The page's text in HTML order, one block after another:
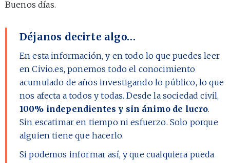
Buenos días.
Déjanos decirte algo…
En esta información, y en todo lo que puedes leer
en Civio.es, ponemos todo el conocimiento
acumulado de años investigando lo público, lo que
nos afecta a todos y todas. Desde la sociedad civil,
100% independientes y sin ánimo de lucro.
Sin escatimar en tiempo ni esfuerzo. Solo porque
alguien tiene que hacerlo.
Si podemos informar así, y que cualquiera pueda